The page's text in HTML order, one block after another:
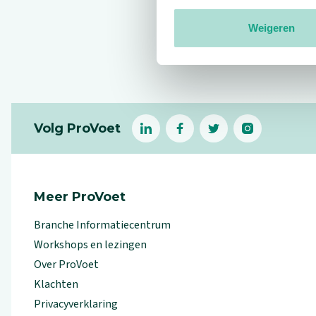
Weigeren
Reviews
Volg ProVoet
linkedin (Let op uitgaande link)
facebook(Let op uitgaande
twitter(Let op
instagram
Meer ProVoet
Branche Informatiecentrum
Workshops en lezingen
Over ProVoet
Klachten
Privacyverklaring